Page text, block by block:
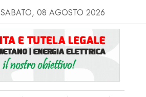
SABATO, 08 AGOSTO 2026